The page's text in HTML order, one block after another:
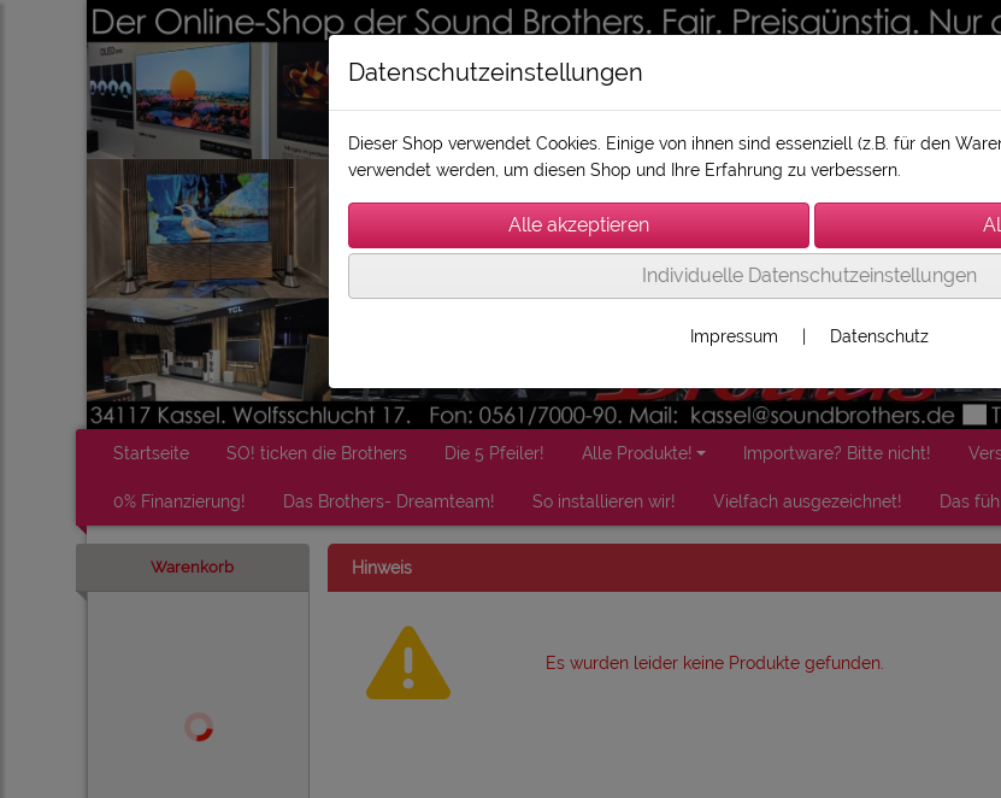
Startseite SO! ticken die Brothers Die 5 Pfeiler! Alle Produkte! Importware? Bitte nicht!
0% Finanzierung! Das Brothers- Dreamteam! So installieren wir! Vielfach ausgezeichnet! Das
Warenkorb Hinweis
Es wurden leider keine Produkte gefunden.
Datenschutzeinstellungen
Dieser Shop verwendet Cookies. Einige von ihnen sind essenziell (z.B. für den
verwendet werden, um diesen Shop und Ihre Erfahrung zu verbessern.
Individuelle Datenschutzeinstellungen
Impressum Datenschutz